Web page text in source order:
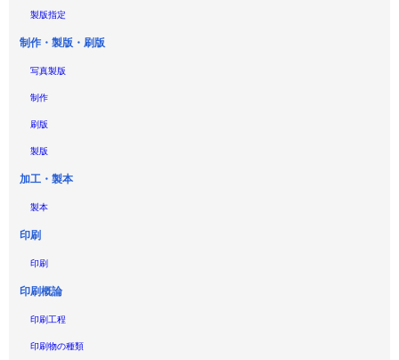
製版指定
制作・製版・刷版
写真製版
制作
刷版
製版
加工・製本
製本
印刷
印刷
印刷概論
印刷工程
印刷物の種類